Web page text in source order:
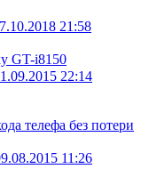
21:58
GT-i8150
22:14
телефа без потери
11:26